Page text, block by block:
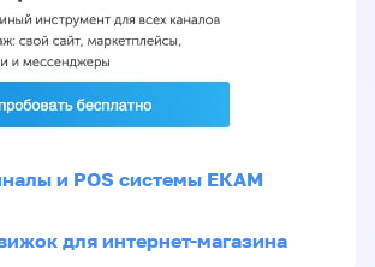
и POS системы ЕКАМ
для интернет-магазина